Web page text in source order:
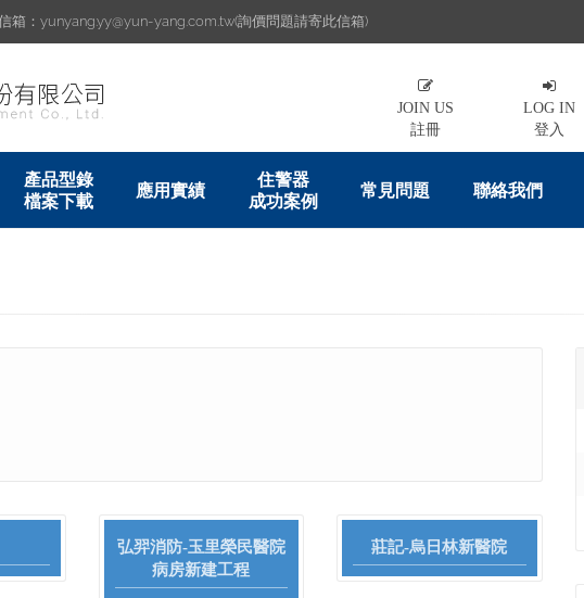
箱：yunyang.yy@yun-yang.com.tw(詢價問題請寄此信箱)
JOIN US
註冊
LOG IN
登入
產品型錄
檔案下載
應用實績
住警器
成功案例
常見問題 聯絡我們
弘羿消防-玉里榮民醫院
病房新建工程
莊記-烏日林新醫院